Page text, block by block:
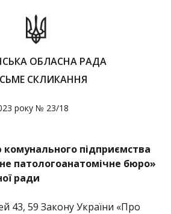
ОБЛАСНА РАДА
СКЛИКАННЯ
року № 23/18
комунального підприємства
патологоанатомічне бюро»
ради
43, 59 Закону України «Про